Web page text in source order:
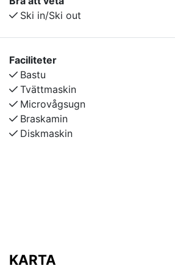
Ca 200m till pist/lift. Beroende på
avstånd till pist/lift variera.
Ski in/Ski out
Faciliteter
Bastu
Tvättmaskin
Microvågsugn
Braskamin
Diskmaskin
KARTA